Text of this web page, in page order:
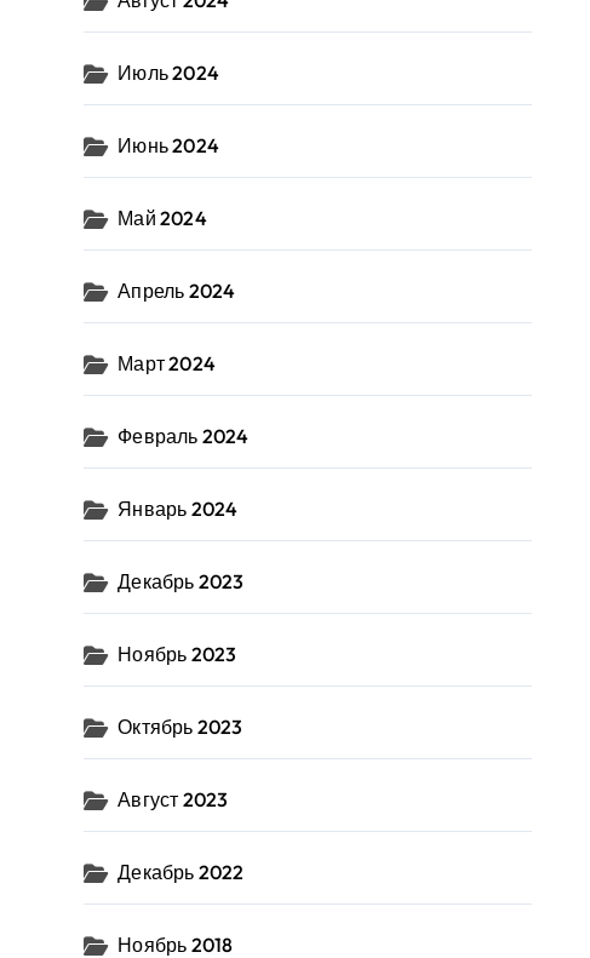
Июль 2024
Июнь 2024
Май 2024
Апрель 2024
Март 2024
Февраль 2024
Январь 2024
Декабрь 2023
Ноябрь 2023
Октябрь 2023
Август 2023
Декабрь 2022
Ноябрь 2018